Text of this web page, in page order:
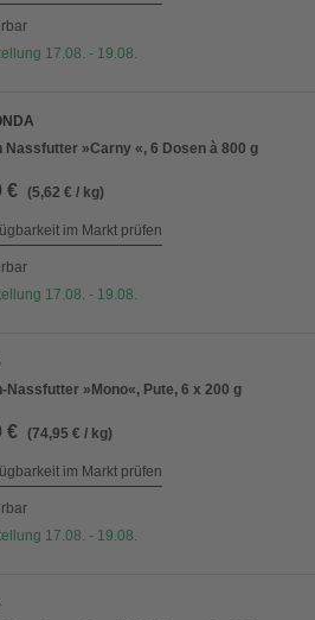
17.08. - 19.08.
Nassfutter »Carny «, 6 Dosen à 800 g
€ (5,62 € / kg)
im Markt prüfen
17.08. - 19.08.
Nassfutter »Mono«, Pute, 6 x 200 g
€ (74,95 € / kg)
im Markt prüfen
17.08. - 19.08.